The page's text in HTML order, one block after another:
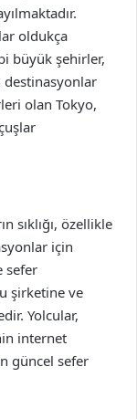
oldukça
büyük şehirler,
destinasyonlar
olan Tokyo,
sıklığı, özellikle
için
sefer
şirketine ve
Yolcular,
internet
güncel sefer